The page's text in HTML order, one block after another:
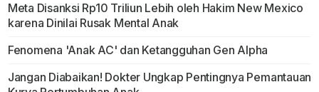
Meta Disanksi Rp10 Triliun Lebih oleh Hakim New Mexico
karena Dinilai Rusak Mental Anak
Fenomena 'Anak AC' dan Ketangguhan Gen Alpha
Jangan Diabaikan! Dokter Ungkap Pentingnya Pemantauan